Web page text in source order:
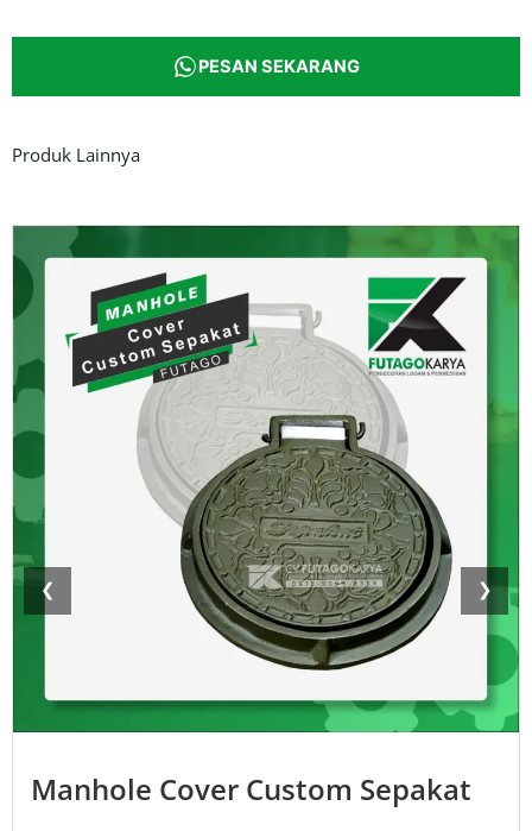
PESAN SEKARANG
Produk Lainnya
❮ ❯
Manhole Cover Custom Sepakat